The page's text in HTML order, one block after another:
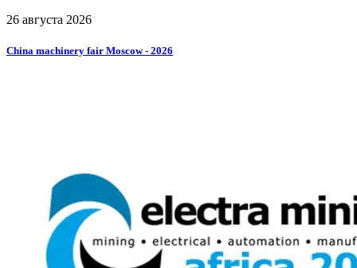
26 августа 2026
China machinery fair Moscow - 2026